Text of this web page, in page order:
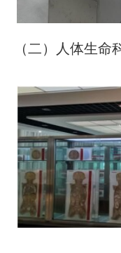
（二）人体生命